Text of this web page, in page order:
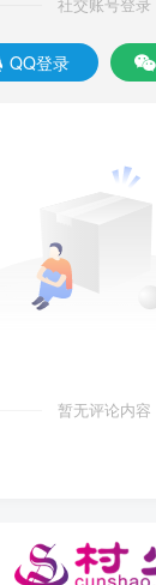
社交账号登录
QQ登录
暂无评论内容